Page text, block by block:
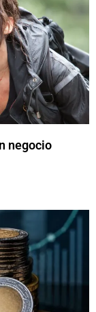
negocio